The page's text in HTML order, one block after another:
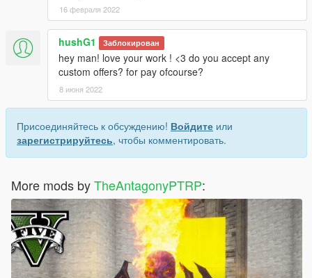
16 февраля 2022
hushG1 Заблокирован
hey man! love your work ! <3 do you accept any
custom offers? for pay ofcourse?
8 июня 2022
Присоединяйтесь к обсуждению! Войдите или
зарегистрируйтесь, чтобы комментировать.
More mods byTheAntagonyPTRP: